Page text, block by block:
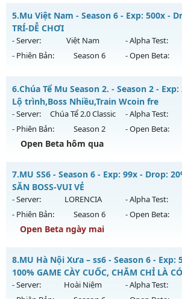
Thể loại: Mu Nguyên bản Webzen
Antihack: Shark Shield
MU Hà Nội - Ổn Định , Lâu Dài
Mu mới ra tháng 08 2026 - Mở máy chủ
14h ngày 15/08/2626
Exp: 100x - Drop: 10%
Thể loại: Mu Nguyên bản Webzen
Antihack: ICM
5.Mu Việt Nam - Season 6 - Exp: 500x -
TRÍ-DỄ CHƠI
- Server: Việt Nam - Alpha Test:
- Phiên Bản:
Season 6 - Open Beta:
Mu Việt Nam - GIẢI TRÍ-DỄ CHƠI
Mu mới ra tháng 08 2026 - Mở máy chủ
ngày 10/08/2626
Exp: 500x - Drop: 20%
Kiểu reset: Reset In Game
Antihack: PRO
6.Chúa Tể Mu Season 2. - Season 2 -
Lộ trình,Boss Nhiều,Train Wcoin fre
- Server: Chúa Tể 2.0 Classic - Alpha Test:
- Phiên Bản:
Season 2 - Open Beta:
Open Beta hôm qua
Chúa Tể Mu Season 2. - Lộ trình,Boss
Mu mới ra tháng 08 2026 - Mở máy chủ
vào 20h ngày 06/08/2626
Exp: 300x - Drop: 20%
Kiểu reset: Reset In Game
Antihack: antihack
7.MU SS6 - Season 6 - Exp: 99x - Drop:
SĂN BOSS-VUI VẺ
- Server: LORENCIA - Alpha Test:
- Phiên Bản:
Season 6 - Open Beta:
Open Beta ngày mai
MU SS6 - HOÀI NIỆM-SĂN BOSS-VUI VẺ
Mu mới ra tháng 08 2026 - Mở máy chủ
ngày 08/08/2626
8.MU Hà Nội Xưa – ss6 - Season 6 - Exp:
100% GAME CÀY CUỐC, CHĂM CHỈ LÀ CÓ
- Server: Hoài Niệm - Alpha Test: